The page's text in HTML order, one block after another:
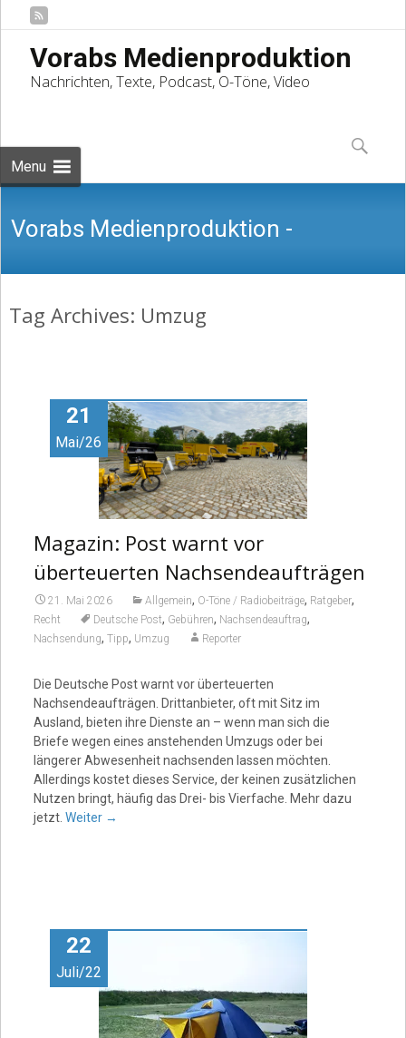
Vorabs Medienproduktion
Nachrichten, Texte, Podcast, O-Töne, Video
Menu
to
content
Suchen
nach:
Vorabs Medienproduktion -
Nachrichten, Texte, Podcast, O-Töne,
Video
Tag Archives: Umzug
21
Mai/26
Magazin: Post warnt vor
überteuerten Nachsendeaufträgen
21. Mai 2026 Allgemein, O-Töne / Radiobeiträge, Ratgeber,
Recht Deutsche Post, Gebühren, Nachsendeauftrag,
Nachsendung, Tipp, Umzug Reporter
Die Deutsche Post warnt vor überteuerten
Nachsendeaufträgen. Drittanbieter, oft mit Sitz im
Ausland, bieten ihre Dienste an – wenn man sich die
Briefe wegen eines anstehenden Umzugs oder bei
längerer Abwesenheit nachsenden lassen möchten.
Allerdings kostet dieses Service, der keinen zusätzlichen
Nutzen bringt, häufig das Drei- bis Vierfache. Mehr dazu
jetzt. Weiter →
22
Juli/22